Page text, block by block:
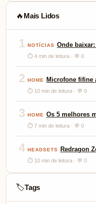
🔥 Mais Lidos
1 NOTÍCIAS Onde
⏱ 4 min de leitura · 💬 0
2 HOME Microfone fifine
⏱ 10 min de leitura · 💬 0
3 HOME Os 5 melhores
⏱ 7 min de leitura · 💬 0
4 HEADSETS Redragon
⏱ 10 min de leitura · 💬 0
🏷️Tags